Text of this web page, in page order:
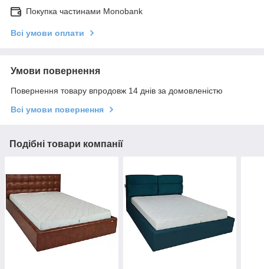
Покупка частинами Monobank
Всі умови оплати
Умови повернення
Повернення товару впродовж 14 днів за домовленістю
Всі умови повернення
Подібні товари компанії